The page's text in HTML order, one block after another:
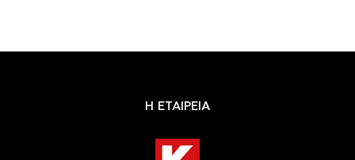
Η ΕΤΑΙΡΕΙΑ